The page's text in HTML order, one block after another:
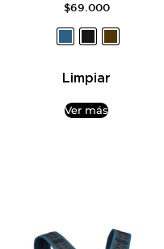
$69.000
Limpiar
Ver más